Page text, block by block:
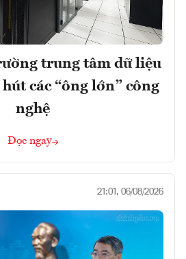
trung tâm dữ liệu
các “ông lớn” công
nghệ
Đọc ngay
21:01, 06/08/2026